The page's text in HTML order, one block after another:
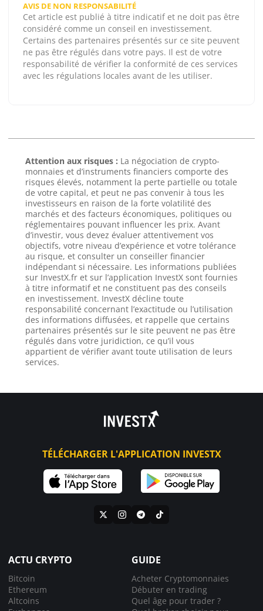
AVIS DE NON RESPONSABILITÉ
Cet article est publié à titre indicatif et ne doit pas être
considéré comme un conseil en investissement.
Certains des partenaires présentés sur ce site peuvent
ne pas être régulés dans votre pays. Il est de votre
responsabilité de vérifier la conformité de ces services
avec les régulations locales avant de les utiliser.
Attention aux risques : La négociation de crypto-
monnaies et d’instruments financiers comporte des
risques élevés, notamment la perte partielle ou totale
de votre capital, et peut ne pas convenir à tous les
investisseurs en raison de la forte volatilité des
marchés et des facteurs économiques, politiques ou
réglementaires pouvant influencer les prix. Avant
d’investir, vous devez évaluer attentivement vos
objectifs, votre niveau d’expérience et votre tolérance
au risque, et consulter un conseiller financier
indépendant si nécessaire. Les informations publiées
sur InvestX.fr et sur l’application InvestX sont fournies
à titre informatif et ne constituent pas des conseils
en investissement. InvestX décline toute
responsabilité concernant l’exactitude ou l’utilisation
des informations diffusées, et rappelle que certains
partenaires présentés sur le site peuvent ne pas être
régulés dans votre juridiction, ce qu’il vous
appartient de vérifier avant toute utilisation de leurs
services.
TÉLÉCHARGER L'APPLICATION INVESTX
ACTU CRYPTO
Bitcoin
Ethereum
Altcoins
GUIDE
Acheter Cryptomonnaies
Débuter en trading
Quel âge pour trader ?